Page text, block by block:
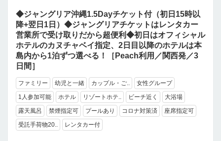
◆ジャングリア沖縄1.5Dayチケット付（初日15時以
降+翌日1日）◆ジャングリアチケットはレンタカー
営業所で受け取りだから超便利◆初日はオフィシャル
ホテルのカヌチャベイ指定、2日目以降のホテルは本
島内から1泊ずつ選べる！［Peach利用／関西発／3
日間］
ファミリー 幼児と一緒 カップル・ご..
女性グループ
1人参加可能
ホテル リゾートホテ.. ビーチ近く
大浴場
露天風呂
禁煙指定可 プールあり コロナ対策済
座席指定可
受託手荷物20..
レンタカー付